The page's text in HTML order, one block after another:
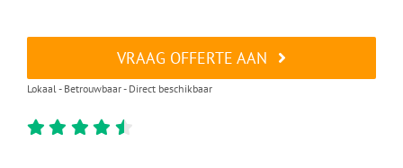
VRAAG OFFERTE AAN
Lokaal - Betrouwbaar - Direct beschikbaar